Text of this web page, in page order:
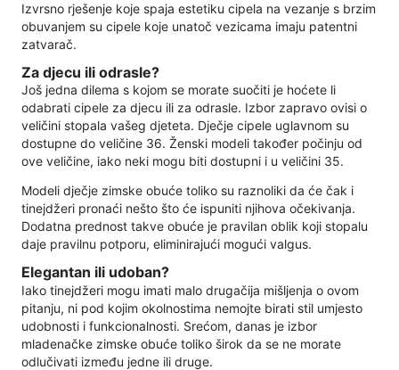
Izvrsno rješenje koje spaja estetiku cipela na vezanje s brzim
obuvanjem su cipele koje unatoč vezicama imaju patentni
zatvarač.
Za djecu ili odrasle?
Još jedna dilema s kojom se morate suočiti je hoćete li
odabrati cipele za djecu ili za odrasle. Izbor zapravo ovisi o
veličini stopala vašeg djeteta. Dječje cipele uglavnom su
dostupne do veličine 36. Ženski modeli također počinju od
ove veličine, iako neki mogu biti dostupni i u veličini 35.
Modeli dječje zimske obuće toliko su raznoliki da će čak i
tinejdžeri pronaći nešto što će ispuniti njihova očekivanja.
Dodatna prednost takve obuće je pravilan oblik koji stopalu
daje pravilnu potporu, eliminirajući mogući valgus.
Elegantan ili udoban?
Iako tinejdžeri mogu imati malo drugačija mišljenja o ovom
pitanju, ni pod kojim okolnostima nemojte birati stil umjesto
udobnosti i funkcionalnosti. Srećom, danas je izbor
mladenačke zimske obuće toliko širok da se ne morate
odlučivati ​​između jedne ili druge.